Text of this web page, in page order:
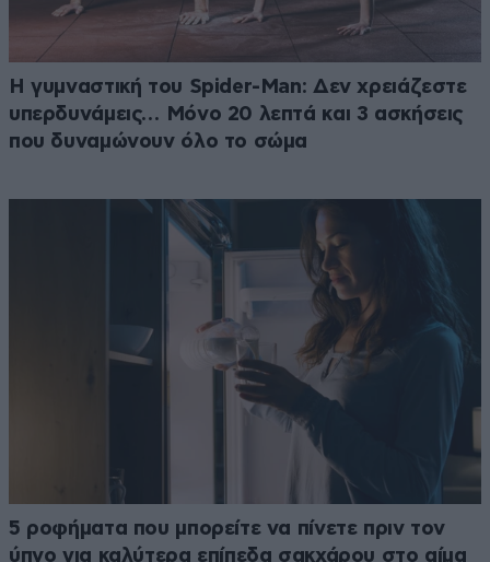
Η γυμναστική του Spider-Man: Δεν χρειάζεστε
υπερδυνάμεις… Μόνο 20 λεπτά και 3 ασκήσεις
που δυναμώνουν όλο το σώμα
5 ροφήματα που μπορείτε να πίνετε πριν τον
ύπνο για καλύτερα επίπεδα σακχάρου στο αίμα